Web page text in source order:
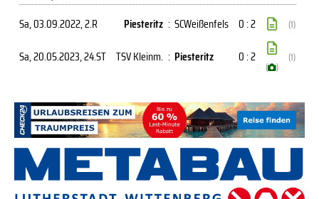
Sa, 03.09.2022, 2.R Piesteritz : SCWeißenfels 0 : 2 (1)
Sa, 20.05.2023, 24.ST TSV Kleinm. : Piesteritz 0 : 2
( )
(1)